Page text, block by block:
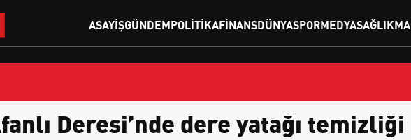
ASAYIŞGÜNDEMPOLITIKAFINANSDÜNYASPORMEDYASAĞLIK
Deresi’nde dere yatağı temizliği